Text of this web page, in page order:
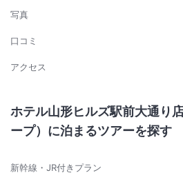
写真
口コミ
アクセス
ホテル山形ヒルズ駅前大通り
ープ）に泊まるツアーを探す
新幹線・JR付きプラン